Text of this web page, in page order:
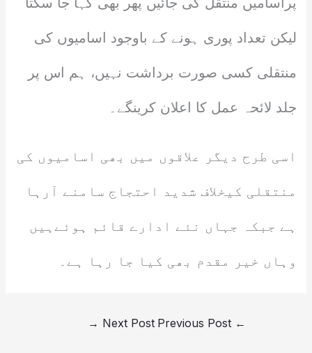
لیکن تعداد پوری ہونے کے باوجود اسامیوں کی
منتقلی کسی صورت برداشت نہیں، ہم اس پر
جلد لائحہ عمل کا اعلان کرینگے۔
اسی طرح دیگر علاقوں میں بھی اسامیوں کی
منتقلی کیخلاف شدید احتجاج سامنے آرہا
ہے جبکہ جہاں نئے ادارے قائم ہوئےہیں
وہاں خیر مقدم بھی کیا جا رہا ہے۔
←
Next Post
→